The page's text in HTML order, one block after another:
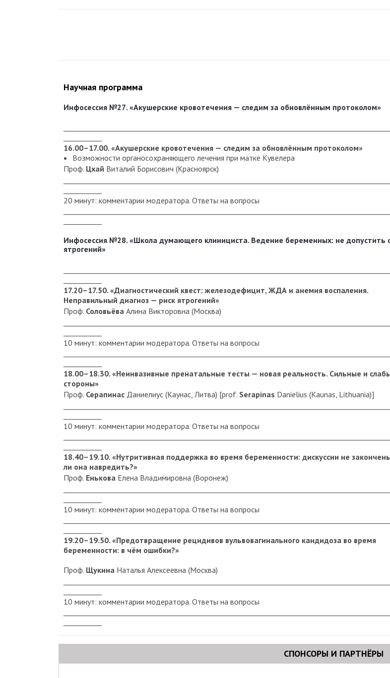
Научная программа
Инфосессия №27. «Акушерские кровотечения — следим за обновлённым протоколом»
16.00–17.00. «Акушерские кровотечения — следим за обновлённым протоколом»
Возможности органосохраняющего лечения при матке Кувелера
Проф. Цхай Виталий Борисович (Красноярск)
20 минут: комментарии модератора. Ответы на вопросы
Инфосессия №28. «Школа думающего клинициста. Ведение беременных: не допустить
ятрогений»
17.20–17.50. «Диагностический квест: железодефицит, ЖДА и анемия воспаления.
Неправильный диагноз — риск ятрогений»
Проф. Соловьёва Алина Викторовна (Москва)
10 минут: комментарии модератора. Ответы на вопросы
18.00–18.30. «Неинвазивные пренатальные тесты — новая реальность. Сильные и
стороны»
Проф. Серапинас Даниелиус (Каунас, Литва) [prof. Serapinas Danielius (Kaunas, Lithuania)]
10 минут: комментарии модератора. Ответы на вопросы
18.40–19.10. «Нутритивная поддержка во время беременности: дискуссии не
ли она навредить?»
Проф. Енькова Елена Владимировна (Воронеж)
10 минут: комментарии модератора. Ответы на вопросы
19.20–19.50. «Предотвращение рецидивов вульвовагинального кандидоза во время
беременности: в чём ошибки?»
Проф. Щукина Наталья Алексеевна (Москва)
10 минут: комментарии модератора. Ответы на вопросы
СПОНСОРЫ И ПАРТНЁРЫ